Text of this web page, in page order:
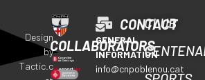
COLLABORATORS
CONTACT
GENERAL
INFORMATION
info@cnpoblenou.cat
CLUB
Design
by
Tactic.c